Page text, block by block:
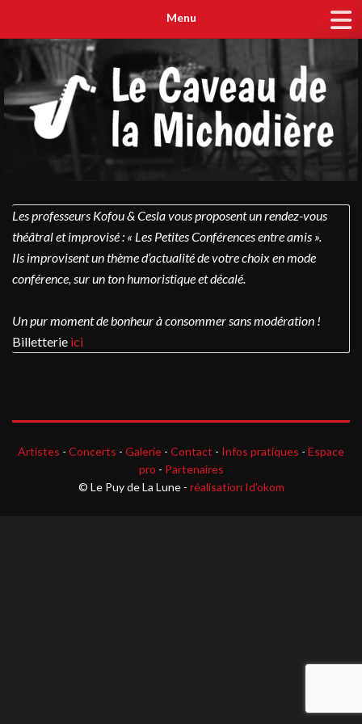
Menu
Les professeurs Kofou & Cesla vous proposent un rendez-vous
théâtral et improvisé : « Les Petites Conférences entre amis ».
Ils improvisent un thème d’actualité de votre choix en mode
conférence, sur un ton humoristique et décalé.
Un pur moment de bonheur à consommer sans modération !
Billetterie ici
Artistes - Concerts - Galerie - Contact - Infos pratiques - Espace
pro - Partenaires
© Le Puy de La Lune - réalisation Id'okom